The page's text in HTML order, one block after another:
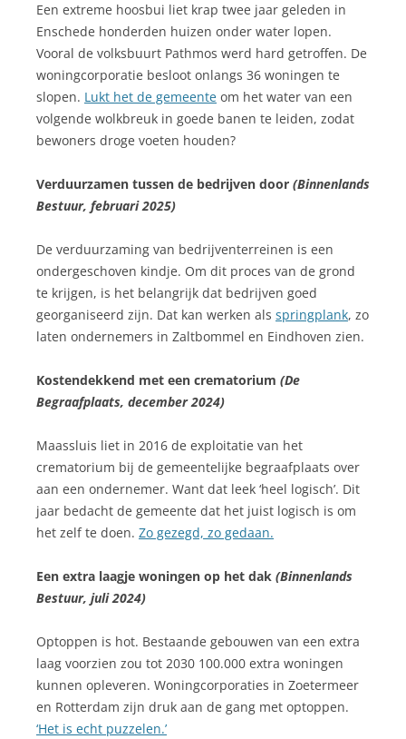
Een extreme hoosbui liet krap twee jaar geleden in
Enschede honderden huizen onder water lopen.
Vooral de volksbuurt Pathmos werd hard getroffen. De
woningcorporatie besloot onlangs 36 woningen te
slopen. Lukt het de gemeente om het water van een
volgende wolkbreuk in goede banen te leiden, zodat
bewoners droge voeten houden?
Verduurzamen tussen de bedrijven door (Binnenlands
Bestuur, februari 2025)
De verduurzaming van bedrijventerreinen is een
ondergeschoven kindje. Om dit proces van de grond
te krijgen, is het belangrijk dat bedrijven goed
georganiseerd zijn. Dat kan werken als springplank, zo
laten ondernemers in Zaltbommel en Eindhoven zien.
Kostendekkend met een crematorium (De
Begraafplaats, december 2024)
Maassluis liet in 2016 de exploitatie van het
crematorium bij de gemeentelijke begraafplaats over
aan een ondernemer. Want dat leek ‘heel logisch’. Dit
jaar bedacht de gemeente dat het juist logisch is om
het zelf te doen. Zo gezegd, zo gedaan.
Een extra laagje woningen op het dak (Binnenlands
Bestuur, juli 2024)
Optoppen is hot. Bestaande gebouwen van een extra
laag voorzien zou tot 2030 100.000 extra woningen
kunnen opleveren. Woningcorporaties in Zoetermeer
en Rotterdam zijn druk aan de gang met optoppen.
‘Het is echt puzzelen.’